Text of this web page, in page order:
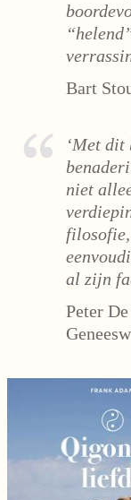
Bart
‘Met dit
niet
filosofie,
al zijn
Peter